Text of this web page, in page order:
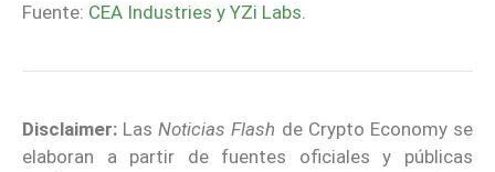
Fuente: CEA Industries y YZi Labs.
Disclaimer: LasNoticias Flash de Crypto Economy se
elaboran a partir de fuentes oficiales y públicas